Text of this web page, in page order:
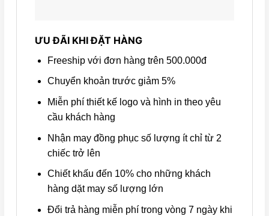
ƯU ĐÃI KHI ĐẶT HÀNG
Freeship với đơn hàng trên 500.000đ
Chuyển khoản trước giảm 5%
Miễn phí thiết kế logo và hình in theo yêu
cầu khách hàng
Nhận may đồng phục số lượng ít chỉ từ 2
chiếc trở lên
Chiết khấu đến 10% cho những khách
hàng dặt may số lượng lớn
Đổi trả hàng miễn phí trong vòng 7 ngày khi